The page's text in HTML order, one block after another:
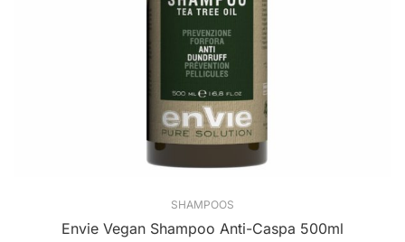
SHAMPOOS
Envie Vegan Shampoo Anti-Caspa 500ml